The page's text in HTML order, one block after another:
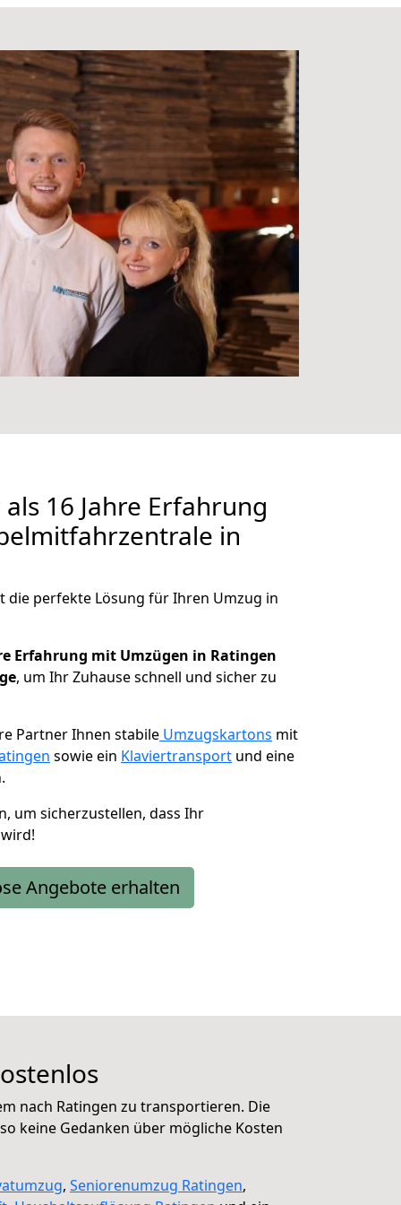
16 Jahre Erfahrung
in
perfekte Lösung für Ihren Umzug in
Erfahrung mit Umzügen in Ratingen
, um Ihr Zuhause schnell und sicher zu
Partner Ihnen stabile Umzugskartons mit
sowie ein Klaviertransport und eine
um sicherzustellen, dass Ihr
Angebote erhalten
nach Ratingen zu transportieren. Die
keine Gedanken über mögliche Kosten
, Seniorenumzug Ratingen,